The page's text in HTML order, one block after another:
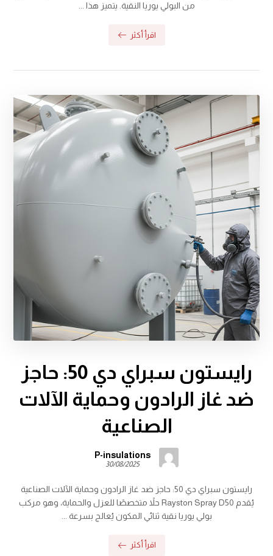
من البولي يوريا النقية. يتميز هذا ...
اقرأ أكثر
رايستون سبراي دي 50: حاجز
ضد غاز الرادون وحماية الآلات
الصناعية
P-insulations
30/08/2025
رايستون سبراي دي 50: حاجز ضد غاز الرادون وحماية الآلات الصناعية
يُقدم Rayston Spray D50 حلاً متخصصًا للعزل والحماية، وهو مركب
بولي يوريا نقية ثنائي المكون يُعالج بسرعة ...
اقرأ أكثر